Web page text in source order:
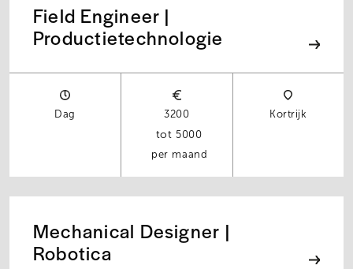
Field Engineer |
Productietechnologie
Dag
3200
5000
per maand
Kortrijk
Mechanical Designer |
Robotica